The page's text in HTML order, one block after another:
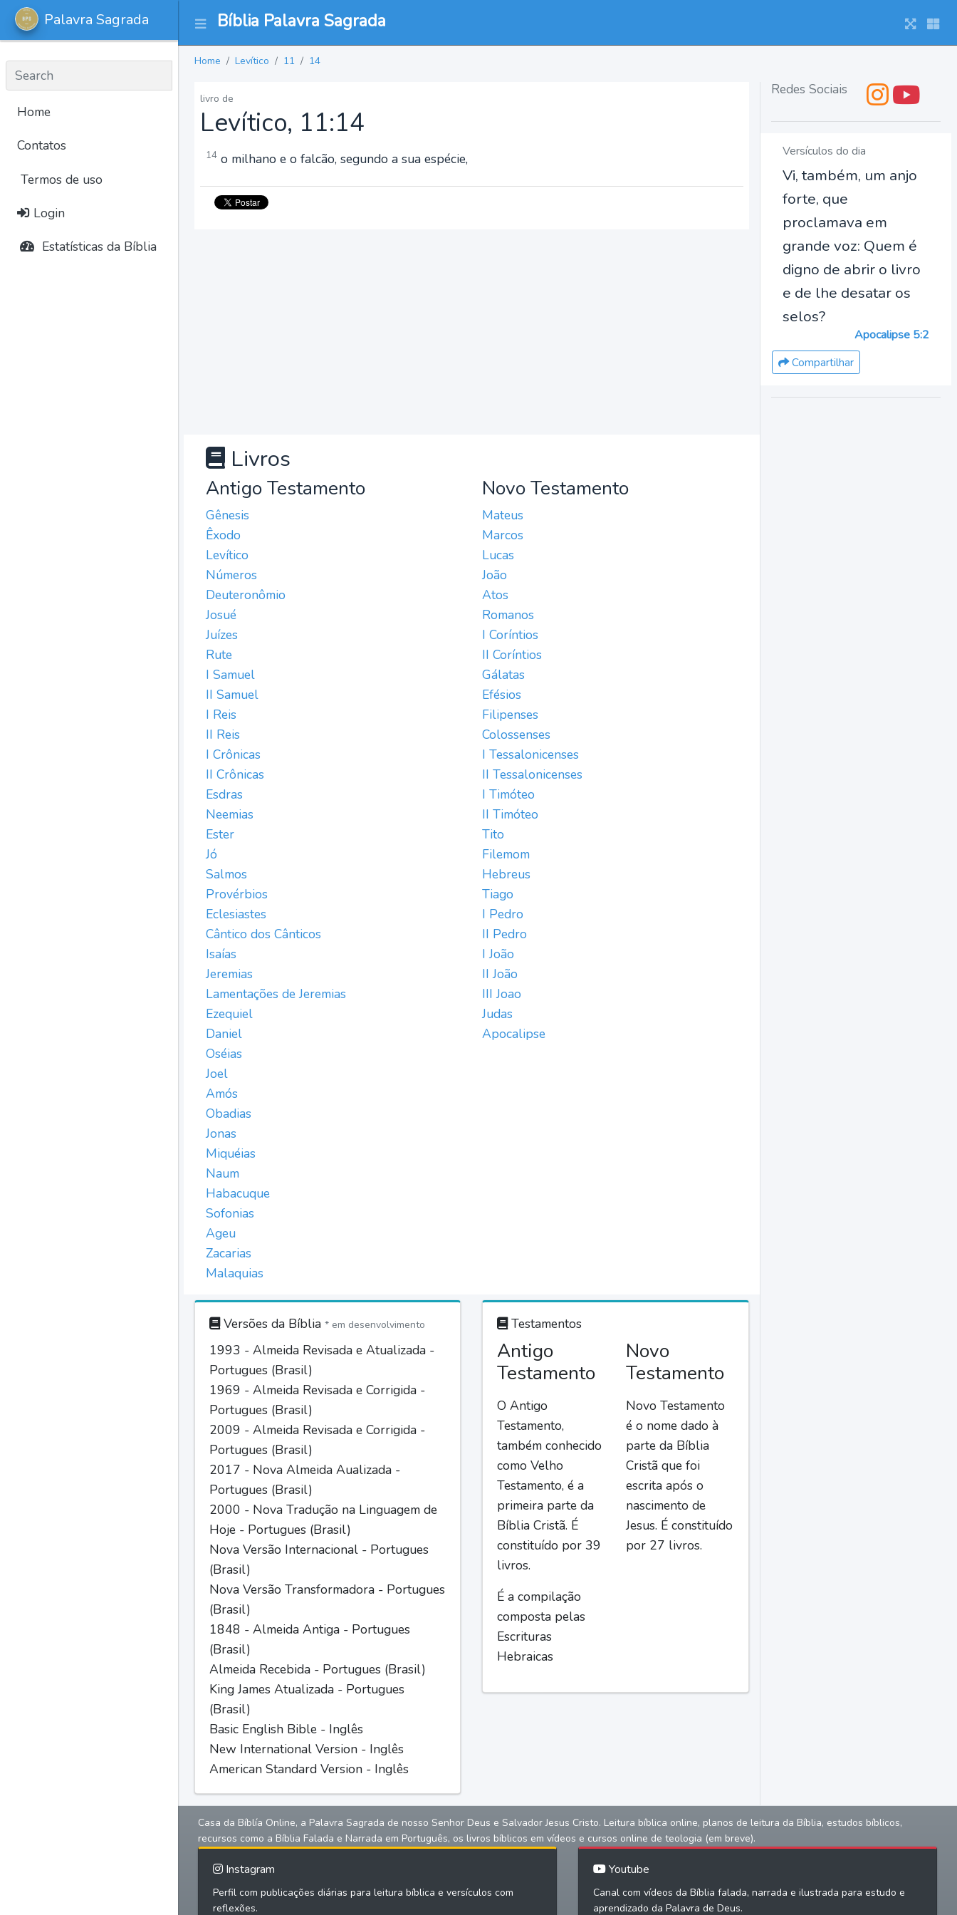
Bíblia Palavra Sagrada
Palavra Sagrada
Home
Contatos
Termos de uso
Login
Estatísticas da Bíblia
Home Levítico 11 14
livro de
Levítico, 11:14
14 o milhano e o falcão, segundo a sua espécie,
Livros
Antigo Testamento
Gênesis
Êxodo
Levítico
Números
Deuteronômio
Josué
Juízes
Rute
I Samuel
II Samuel
I Reis
II Reis
I Crônicas
II Crônicas
Esdras
Neemias
Ester
Jó
Salmos
Provérbios
Eclesiastes
Cântico dos Cânticos
Isaías
Jeremias
Lamentações de Jeremias
Ezequiel
Daniel
Oséias
Joel
Amós
Obadias
Jonas
Miquéias
Naum
Habacuque
Sofonias
Ageu
Zacarias
Malaquias
Novo Testamento
Mateus
Marcos
Lucas
João
Atos
Romanos
I Coríntios
II Coríntios
Gálatas
Efésios
Filipenses
Colossenses
I Tessalonicenses
II Tessalonicenses
I Timóteo
II Timóteo
Tito
Filemom
Hebreus
Tiago
I Pedro
II Pedro
I João
II João
III Joao
Judas
Apocalipse
Versões da Bíblia * em desenvolvimento
1993 - Almeida Revisada e Atualizada -
Portugues (Brasil)
1969 - Almeida Revisada e Corrigida -
Portugues (Brasil)
2009 - Almeida Revisada e Corrigida -
Portugues (Brasil)
2017 - Nova Almeida Aualizada -
Portugues (Brasil)
2000 - Nova Tradução na Linguagem de
Hoje - Portugues (Brasil)
Nova Versão Internacional - Portugues
(Brasil)
Nova Versão Transformadora - Portugues
(Brasil)
1848 - Almeida Antiga - Portugues
(Brasil)
Almeida Recebida - Portugues (Brasil)
King James Atualizada - Portugues
(Brasil)
Basic English Bible - Inglês
New International Version - Inglês
American Standard Version - Inglês
Testamentos
Antigo
Testamento
O Antigo
Testamento,
também conhecido
como Velho
Testamento, é a
primeira parte da
Bíblia Cristã. É
constituído por 39
livros.
É a compilação
composta pelas
Escrituras
Hebraicas
Novo
Testamento
Novo Testamento
é o nome dado à
parte da Bíblia
Cristã que foi
escrita após o
nascimento de
Jesus. É constituído
por 27 livros.
Redes Sociais
Versículos do dia
Vi, também, um anjo
forte, que
proclamava em
grande voz: Quem é
digno de abrir o livro
e de lhe desatar os
selos?
Apocalipse 5:2
Compartilhar
Casa da Bíblía Online, a Palavra Sagrada de nosso Senhor Deus e Salvador Jesus Cristo. Leitura bíblica online, planos de leitura da Bíblia, estudos bíblicos,
recursos como a Bíblia Falada e Narrada em Português, os livros bíblicos em vídeos e cursos online de teologia (em breve).
Instagram
Perfil com publicações diárias para leitura bíblica e versículos com
reflexões.
Youtube
Canal com vídeos da Bíblia falada, narrada e ilustrada para estudo e
aprendizado da Palavra de Deus.